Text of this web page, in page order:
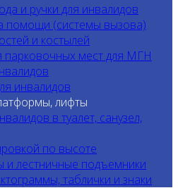
и ручки для инвалидов
помощи (системы вызова)
и костылей
парковочных мест для МГН
инвалидов
лифты
в туалет, санузел,
по высоте
и лестничные подъемники
таблички и знаки